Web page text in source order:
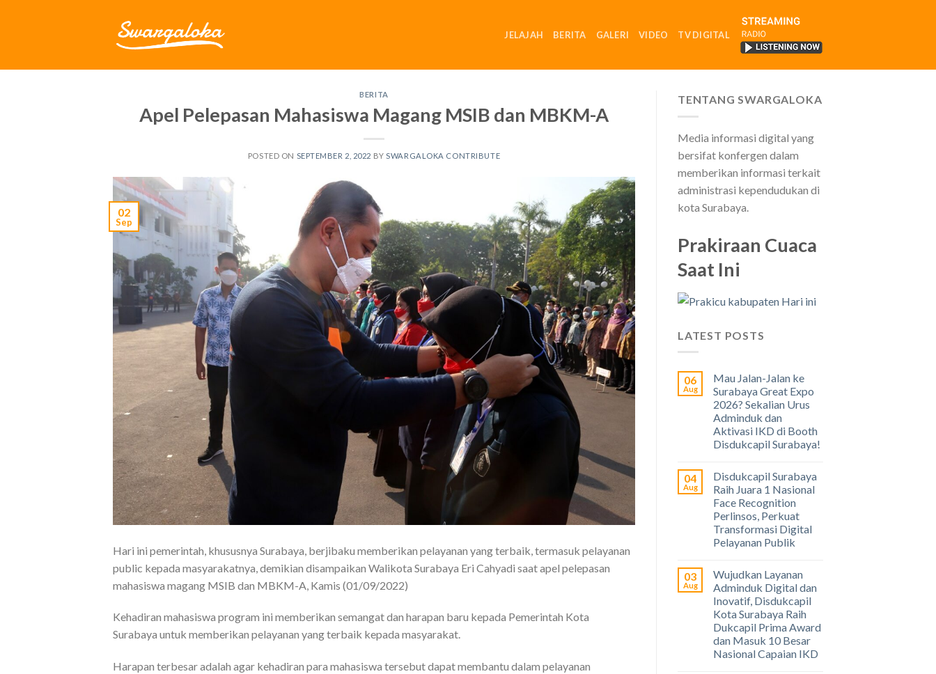
JELAJAH BERITA GALERI VIDEO TV DIGITAL RADIO
BERITA
Apel Pelepasan Mahasiswa Magang MSIB dan MBKM-A
POSTED ON SEPTEMBER 2, 2022 BY SWARGALOKA CONTRIBUTE
02
Sep
Hari ini pemerintah, khususnya Surabaya, berjibaku memberikan pelayanan yang terbaik, termasuk pelayanan
public kepada masyarakatnya, demikian disampaikan Walikota Surabaya Eri Cahyadi saat apel pelepasan
mahasiswa magang MSIB dan MBKM-A, Kamis (01/09/2022)
Kehadiran mahasiswa program ini memberikan semangat dan harapan baru kepada Pemerintah Kota
Surabaya untuk memberikan pelayanan yang terbaik kepada masyarakat.
Harapan terbesar adalah agar kehadiran para mahasiswa tersebut dapat membantu dalam pelayanan
TENTANG SWARGALOKA
Media informasi digital yang
bersifat konfergen dalam
memberikan informasi terkait
administrasi kependudukan di
kota Surabaya.
Prakiraan Cuaca
Saat Ini
LATEST POSTS
06
Aug
Mau Jalan-Jalan ke
Surabaya Great Expo
2026? Sekalian Urus
Adminduk dan
Aktivasi IKD di Booth
Disdukcapil Surabaya!
04
Aug
Disdukcapil Surabaya
Raih Juara 1 Nasional
Face Recognition
Perlinsos, Perkuat
Transformasi Digital
Pelayanan Publik
03
Aug
Wujudkan Layanan
Adminduk Digital dan
Inovatif, Disdukcapil
Kota Surabaya Raih
Dukcapil Prima Award
dan Masuk 10 Besar
Nasional Capaian IKD